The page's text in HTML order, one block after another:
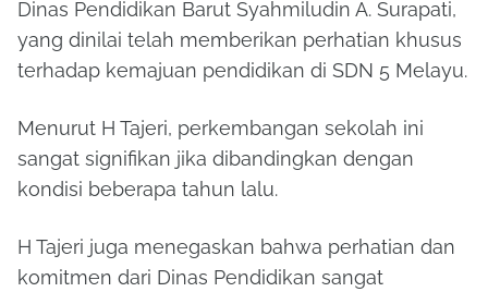
Dinas Pendidikan Barut Syahmiludin A. Surapati,
yang dinilai telah memberikan perhatian khusus
terhadap kemajuan pendidikan di SDN 5 Melayu.
Menurut H Tajeri, perkembangan sekolah ini
sangat signifikan jika dibandingkan dengan
kondisi beberapa tahun lalu.
H Tajeri juga menegaskan bahwa perhatian dan
komitmen dari Dinas Pendidikan sangat